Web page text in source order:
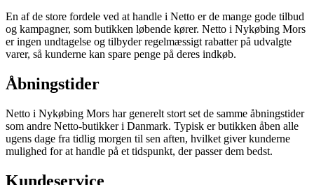
En af de store fordele ved at handle i Netto er de mange gode tilbud
og kampagner, som butikken løbende kører. Netto i Nykøbing Mors
er ingen undtagelse og tilbyder regelmæssigt rabatter på udvalgte
varer, så kunderne kan spare penge på deres indkøb.
Åbningstider
Netto i Nykøbing Mors har generelt stort set de samme åbningstider
som andre Netto-butikker i Danmark. Typisk er butikken åben alle
ugens dage fra tidlig morgen til sen aften, hvilket giver kunderne
mulighed for at handle på et tidspunkt, der passer dem bedst.
Kundeservice